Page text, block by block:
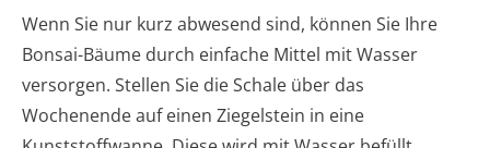
Wenn Sie nur kurz abwesend sind, können Sie Ihre
Bonsai-Bäume durch einfache Mittel mit Wasser
versorgen. Stellen Sie die Schale über das
Wochenende auf einen Ziegelstein in eine